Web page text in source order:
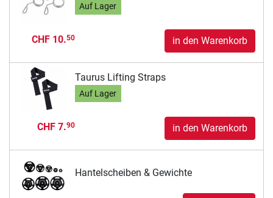
Auf Lager
CHF 10.50 in den Warenkorb
Taurus Lifting Straps
Auf Lager
CHF 7.90 in den Warenkorb
Hantelscheiben & Gewichte